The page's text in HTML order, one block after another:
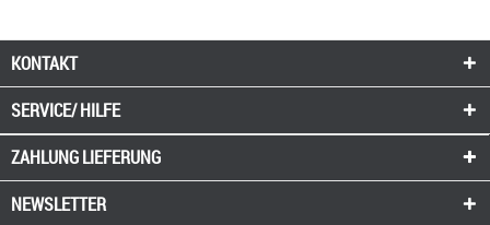
KONTAKT
SERVICE/ HILFE
ZAHLUNGLIEFERUNG
NEWSLETTER